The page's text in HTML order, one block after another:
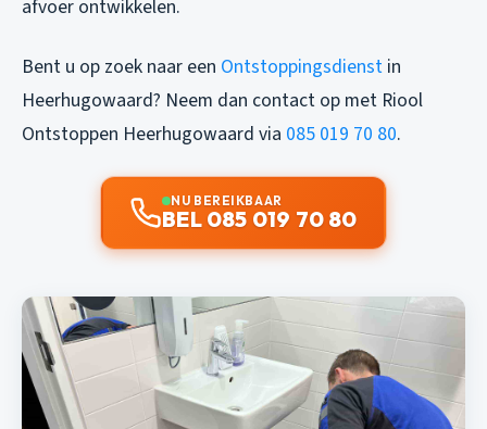
afvoer ontwikkelen.
Bent u op zoek naar een Ontstoppingsdienst in
Heerhugowaard? Neem dan contact op met Riool
Ontstoppen Heerhugowaard via 085 019 70 80.
NU BEREIKBAAR
BEL 085 019 70 80